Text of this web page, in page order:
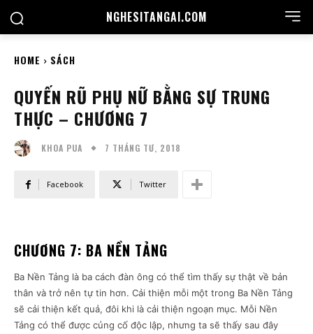
NGHESITANGAI.COM
HOME SÁCH
QUYẾN RŨ PHỤ NỮ BẰNG SỰ TRUNG
THỰC – CHƯƠNG 7
KHOA PUA 7 THÁNG TƯ, 2018
Facebook Twitter
CHƯƠNG 7: BA NỀN TẢNG
Ba Nền Tảng là ba cách đàn ông có thể tìm thấy sự thật về bản
thân và trở nên tự tin hơn. Cải thiện mỗi một trong Ba Nền Tảng
sẽ cải thiện kết quả, đôi khi là cải thiện ngoạn mục. Mỗi Nền
Tảng có thể được củng cố độc lập, nhưng ta sẽ thấy sau đây